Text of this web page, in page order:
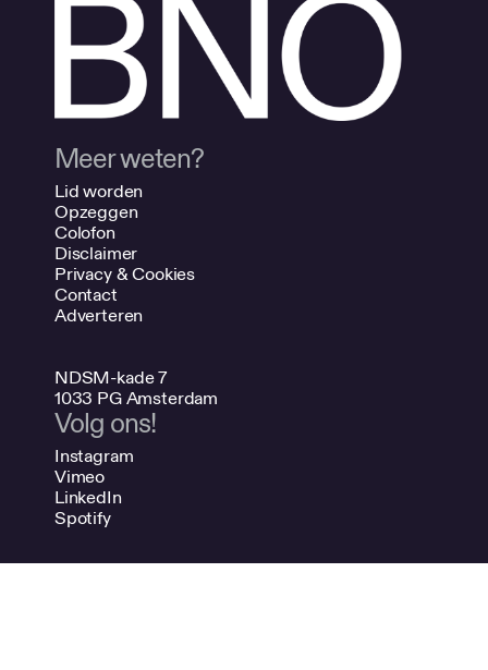
Meer weten?
Lid worden
Opzeggen
Colofon
Disclaimer
Privacy & Cookies
Contact
Adverteren
NDSM-kade 7
1033 PG Amsterdam
Volg ons!
Instagram
Vimeo
LinkedIn
Spotify